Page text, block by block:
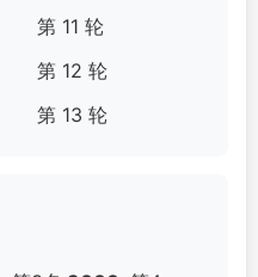
第 11 轮
第 12 轮
第 13 轮